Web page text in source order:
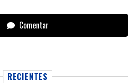
Comentar
RECIENTES